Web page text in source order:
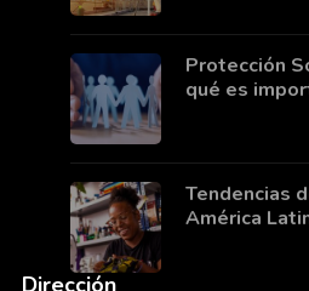
Protección
qué es
Tendencias
América
Dirección